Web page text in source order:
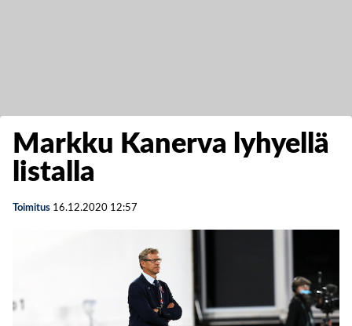
Markku Kanerva lyhyellä
listalla
Toimitus 16.12.2020 12:57